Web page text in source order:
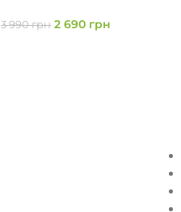
3 990грн 2 690 грн